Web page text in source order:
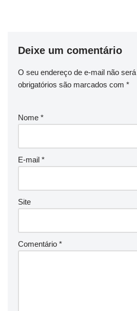
Deixe um comentário
O seu endereço de e-mail não
obrigatórios são marcados com *
Nome *
E-mail *
Site
Comentário *